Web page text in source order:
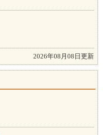
2026年08月08日更新